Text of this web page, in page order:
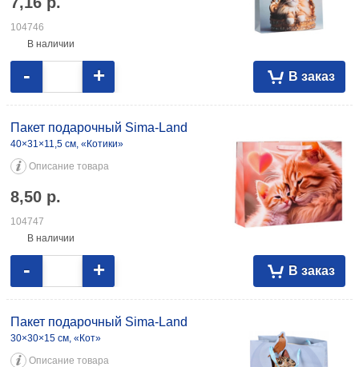
104746
В наличии
В заказ
- +
Пакет подарочный Sima-Land
40×31×11,5 см, «Котики»
Описание товара
8,50 р.
104747
В наличии
В заказ
- +
Пакет подарочный Sima-Land
30×30×15 см, «Кот»
Описание товара